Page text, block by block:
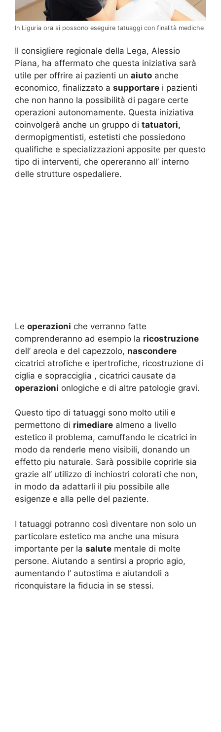
In Liguria ora si possono eseguire tatuaggi con finalità mediche
Il consigliere regionale della Lega, Alessio
Piana, ha affermato che questa iniziativa sarà
utile per offrire ai pazienti un aiuto anche
economico, finalizzato a supportare i pazienti
che non hanno la possibilità di pagare certe
operazioni autonomamente. Questa iniziativa
coinvolgerà anche un gruppo di tatuatori,
dermopigmentisti, estetisti che possiedono
qualifiche e specializzazioni apposite per questo
tipo di interventi, che opereranno all’ interno
delle strutture ospedaliere.
Le operazioni che verranno fatte
comprenderanno ad esempio la ricostruzione
dell’ areola e del capezzolo, nascondere
cicatrici atrofiche e ipertrofiche, ricostruzione di
ciglia e sopracciglia , cicatrici causate da
operazioni onlogiche e di altre patologie gravi.
Questo tipo di tatuaggi sono molto utili e
permettono di rimediare almeno a livello
estetico il problema, camuffando le cicatrici in
modo da renderle meno visibili, donando un
effetto piu naturale. Sarà possibile coprirle sia
grazie all’ utilizzo di inchiostri colorati che non,
in modo da adattarli il piu possibile alle
esigenze e alla pelle del paziente.
I tatuaggi potranno così diventare non solo un
particolare estetico ma anche una misura
importante per la salute mentale di molte
persone. Aiutando a sentirsi a proprio agio,
aumentando l’ autostima e aiutandoli a
riconquistare la fiducia in se stessi.